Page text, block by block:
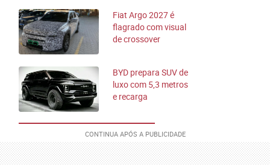
Fiat Argo 2027 é
flagrado com visual
de crossover
BYD prepara SUV de
luxo com 5,3 metros
e recarga